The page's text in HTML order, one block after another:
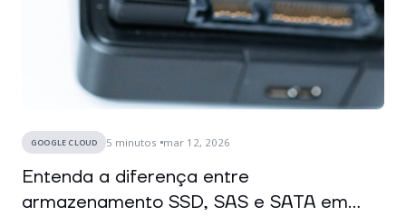
GOOGLE CLOUD 5 minutos mar 12, 2026
Entenda a diferença entre
armazenamento SSD, SAS e SATA em...